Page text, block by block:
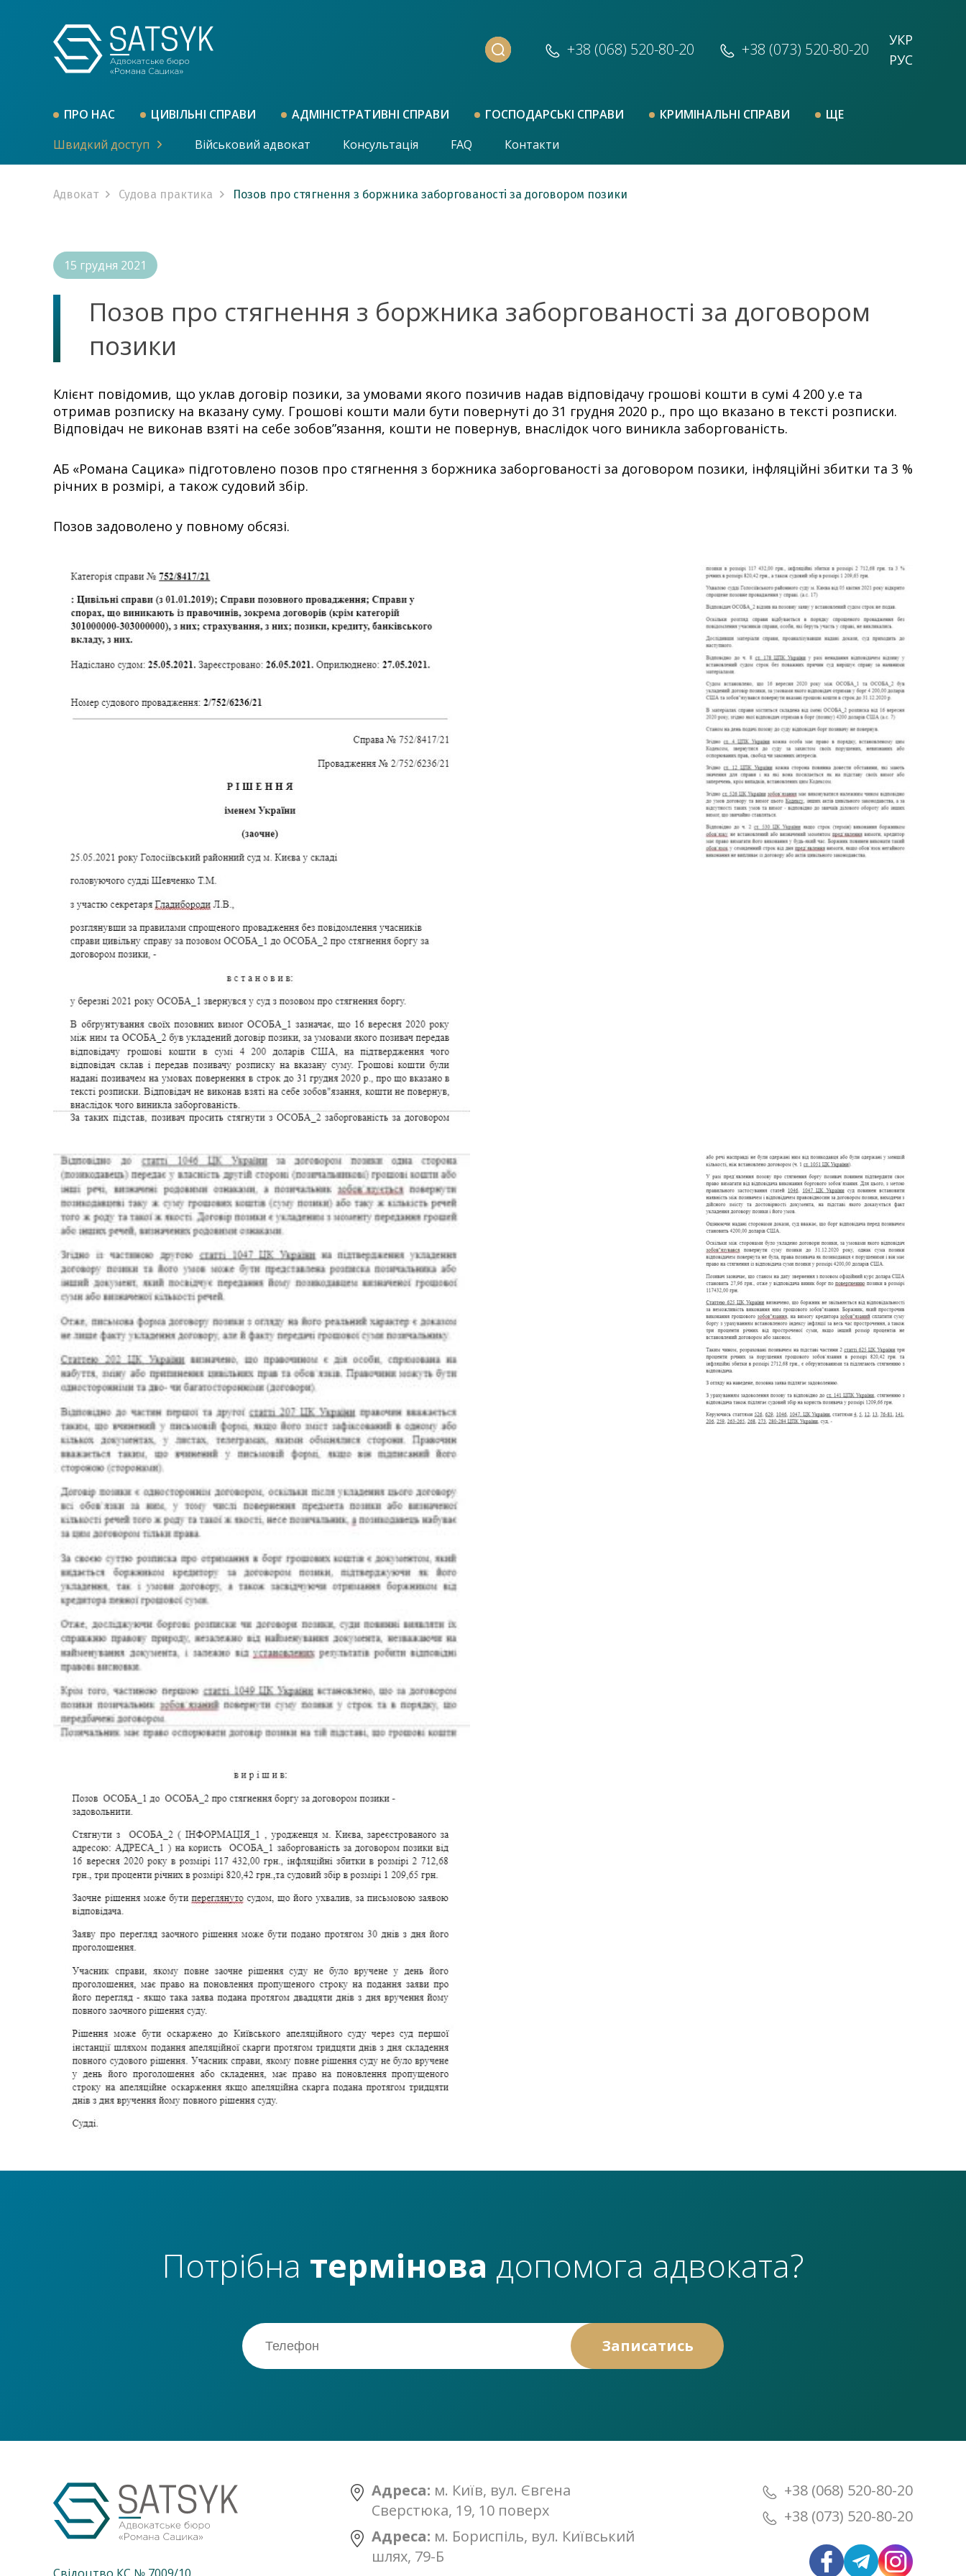
+38 (068) 520-80-20 +38 (073) 520-80-20
РУС
УКР
ПРО НАС ЦИВІЛЬНІ СПРАВИ АДМІНІСТРАТИВНІ СПРАВИ ГОСПОДАРСЬКІ СПРАВИ КРИМІНАЛЬНІ СПРАВИ
ЩЕ
Швидкий доступ
Військовий адвокат Консультація FAQ Контакти
Адвокат Судова практика Позов про стягнення з боржника заборгованості за договором позики
15 грудня 2021
Позов про стягнення з боржника заборгованості за договором
позики
Клієнт повідомив, що уклав договір позики, за умовами якого позичив надав відповідачу грошові кошти в сумі 4 200 у.е та
отримав розписку на вказану суму. Грошові кошти мали бути повернуті до 31 грудня 2020 р., про що вказано в тексті розписки.
Відповідач не виконав взяті на себе зобов”язання, кошти не повернув, внаслідок чого виникла заборгованість.
АБ «Романа Сацика» підготовлено позов про стягнення з боржника заборгованості за договором позики, інфляційні збитки та 3 %
річних в розмірі, а також судовий збір.
Позов задоволено у повному обсязі.
Потрібна термінова допомога адвоката?
Свідоцтво КС № 7009/10
Адреса: м. Київ, вул. Євгена
Сверстюка, 19, 10 поверх
Адреса: м. Бориспіль, вул. Київський
шлях, 79-Б
+38 (068) 520-80-20
+38 (073) 520-80-20